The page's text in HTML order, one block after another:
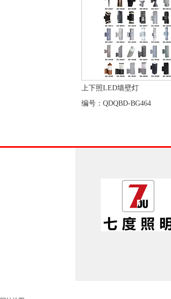
上下照LED墙壁灯
编号：QDQBD-BG464